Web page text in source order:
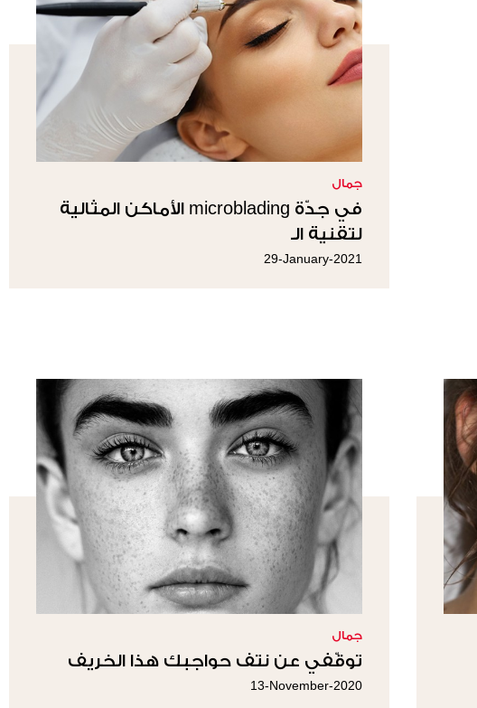
جمال
في جدّة microblading الأماكن المثالية
لتقنية الـ
29-January-2021
جمال
توقّفي عن نتف حواجبك هذا الخريف
13-November-2020